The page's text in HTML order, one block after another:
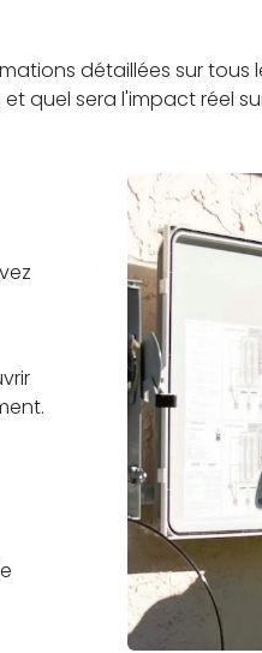
détaillées sur tous
quel sera l'impact réel